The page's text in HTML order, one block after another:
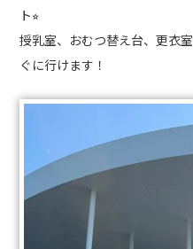
ト⭐︎
授乳室、おむつ替え台、更衣
ぐに行けます！